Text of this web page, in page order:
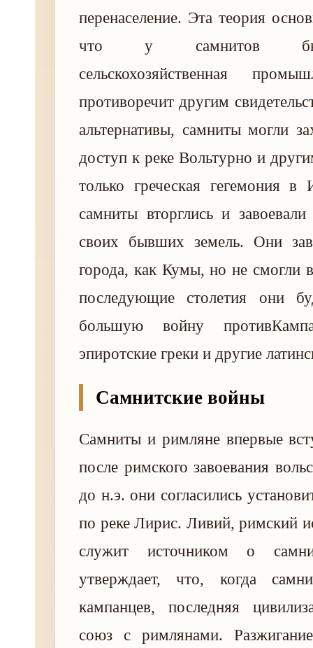
перенаселение. Эта теория
что у самнитов
сельскохозяйственная
противоречит другим
альтернативы, самниты могли
доступ к реке Вольтурно и
только греческая гегемония в
самниты вторглись и
своих бывших земель. Они
города, как Кумы, но не смогли
последующие столетия они
большую войну
эпиротские греки и другие
Самнитские войны
Самниты и римляне впервые
после римского завоевания
до н.э. они согласились
по реке Лирис. Ливий, римский
служит источником о
утверждает, что, когда
кампанцев, последняя
союз с римлянами.